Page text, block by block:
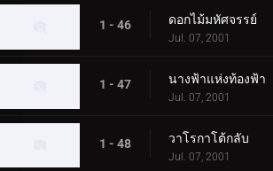
1 - 46 ดอกไม้มหัศจรรย์
Jul. 07, 2001
1 - 47 นางฟ้าแห่งท้องฟ้า
Jul. 07, 2001
1 - 48 วาโรกาโต้กลับ
Jul. 07, 2001